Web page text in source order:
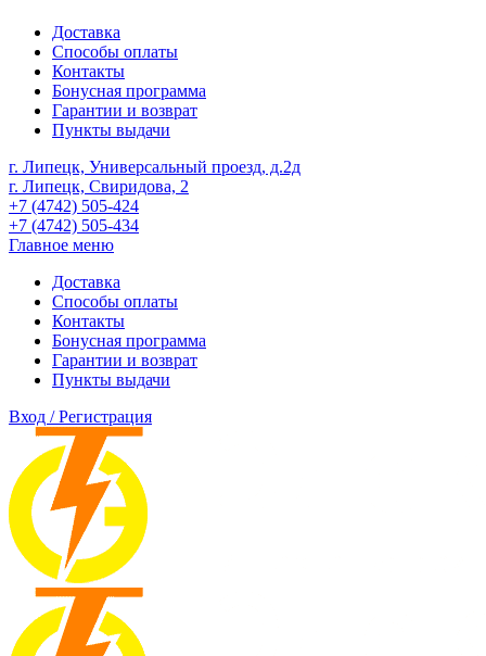
Доставка
Способы оплаты
Контакты
Бонусная программа
Гарантии и возврат
Пункты выдачи
г. Липецк, Универсальный проезд, д.2д
г. Липецк, Свиридова, 2
+7 (4742) 505-424
+7 (4742) 505-434
Главное меню
Доставка
Способы оплаты
Контакты
Бонусная программа
Гарантии и возврат
Пункты выдачи
Вход / Регистрация